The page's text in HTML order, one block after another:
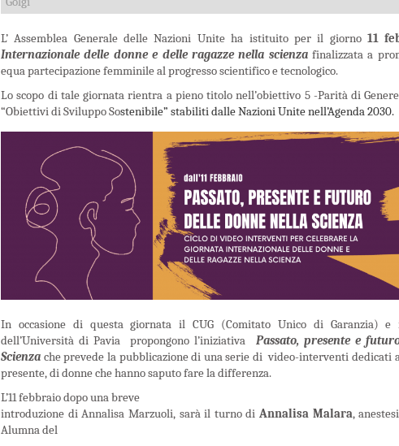
L’ Assemblea Generale delle Nazioni Unite ha istituito per il giorno 11
Internazionale delle donne e delle ragazze nella scienzafinalizzata a
equa partecipazione femminile al progresso scientifico e tecnologico.
Lo scopo di tale giornata rientra a pieno titolo nell’obiettivo 5 -Parità di
“Obiettivi di Sviluppo Sostenibile” stabiliti dalle Nazioni Unite nell’Agenda 2030.
In occasione di questa giornata il CUG (Comitato Unico di Garanzia) e
dell’Università di Pavia propongono l’iniziativa Passato, presente e
Scienza che prevede la pubblicazione di una serie di video-interventi dedicati
presente, di donne che hanno saputo fare la differenza.
L’11 febbraio dopo una breve
introduzione di Annalisa Marzuoli, sarà il turno diAnnalisa Malara,
Alumna del